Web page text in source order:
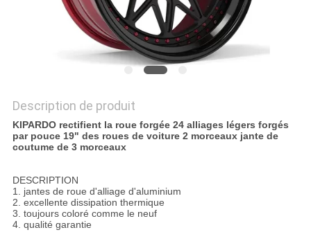
Description de produit
KIPARDO rectifient la roue forgée 24 alliages légers forgés
par pouce 19" des roues de voiture 2 morceaux jante de
coutume de 3 morceaux
DESCRIPTION
1. jantes de roue d'alliage d'aluminium
2. excellente dissipation thermique
3. toujours coloré comme le neuf
4. qualité garantie